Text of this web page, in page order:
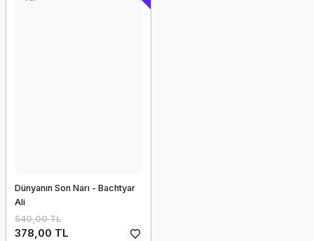
Dünyanın Son Narı - Bachtyar
Ali
540,00 TL
378,00 TL